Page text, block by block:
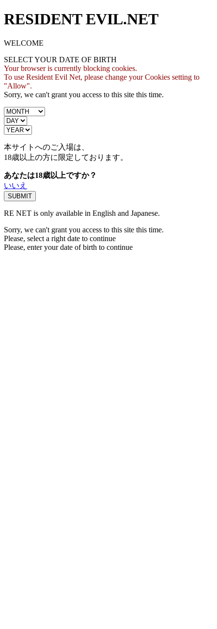
RESIDENT EVIL.NET
WELCOME
SELECT YOUR DATE OF BIRTH
Your browser is currently blocking cookies.
To use Resident Evil Net, please change your Cookies setting to
"Allow".
Sorry, we can't grant you access to this site this time.
本サイトへのご入場は、
18歳以上の方に限定しております。
あなたは18歳以上ですか？
いいえ
RE NET is only available in English and Japanese.
Sorry, we can't grant you access to this site this time.
Please, select a right date to continue
Please, enter your date of birth to continue